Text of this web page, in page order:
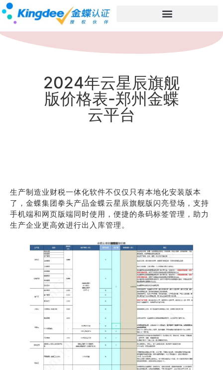
2024年云星辰旗舰
版价格表-郑州金蝶
云平台
生产制造业财税一体化软件不仅仅只有本地化安装版本
了，金蝶集团拳头产品金蝶云星辰旗舰版闪亮登场，支持
手机端和网页版端同时使用，便捷的条码标签管理，助力
生产企业更高效进行出入库管理。